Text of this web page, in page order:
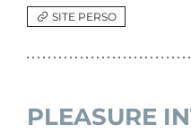
SITE PERSO
PLEASURE